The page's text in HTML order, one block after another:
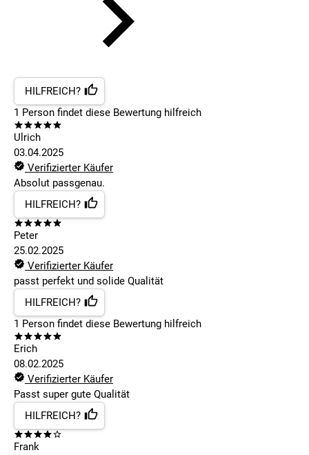
HILFREICH?
1 Person findet diese Bewertung hilfreich
Ulrich
03.04.2025
Verifizierter Käufer
Absolut passgenau.
HILFREICH?
Peter
25.02.2025
Verifizierter Käufer
passt perfekt und solide Qualität
HILFREICH?
1 Person findet diese Bewertung hilfreich
Erich
08.02.2025
Verifizierter Käufer
Passt super gute Qualität
HILFREICH?
Frank